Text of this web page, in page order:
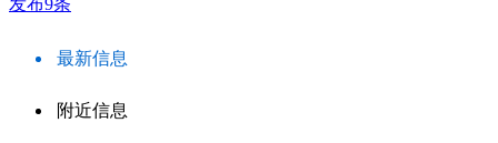
最新信息
附近信息